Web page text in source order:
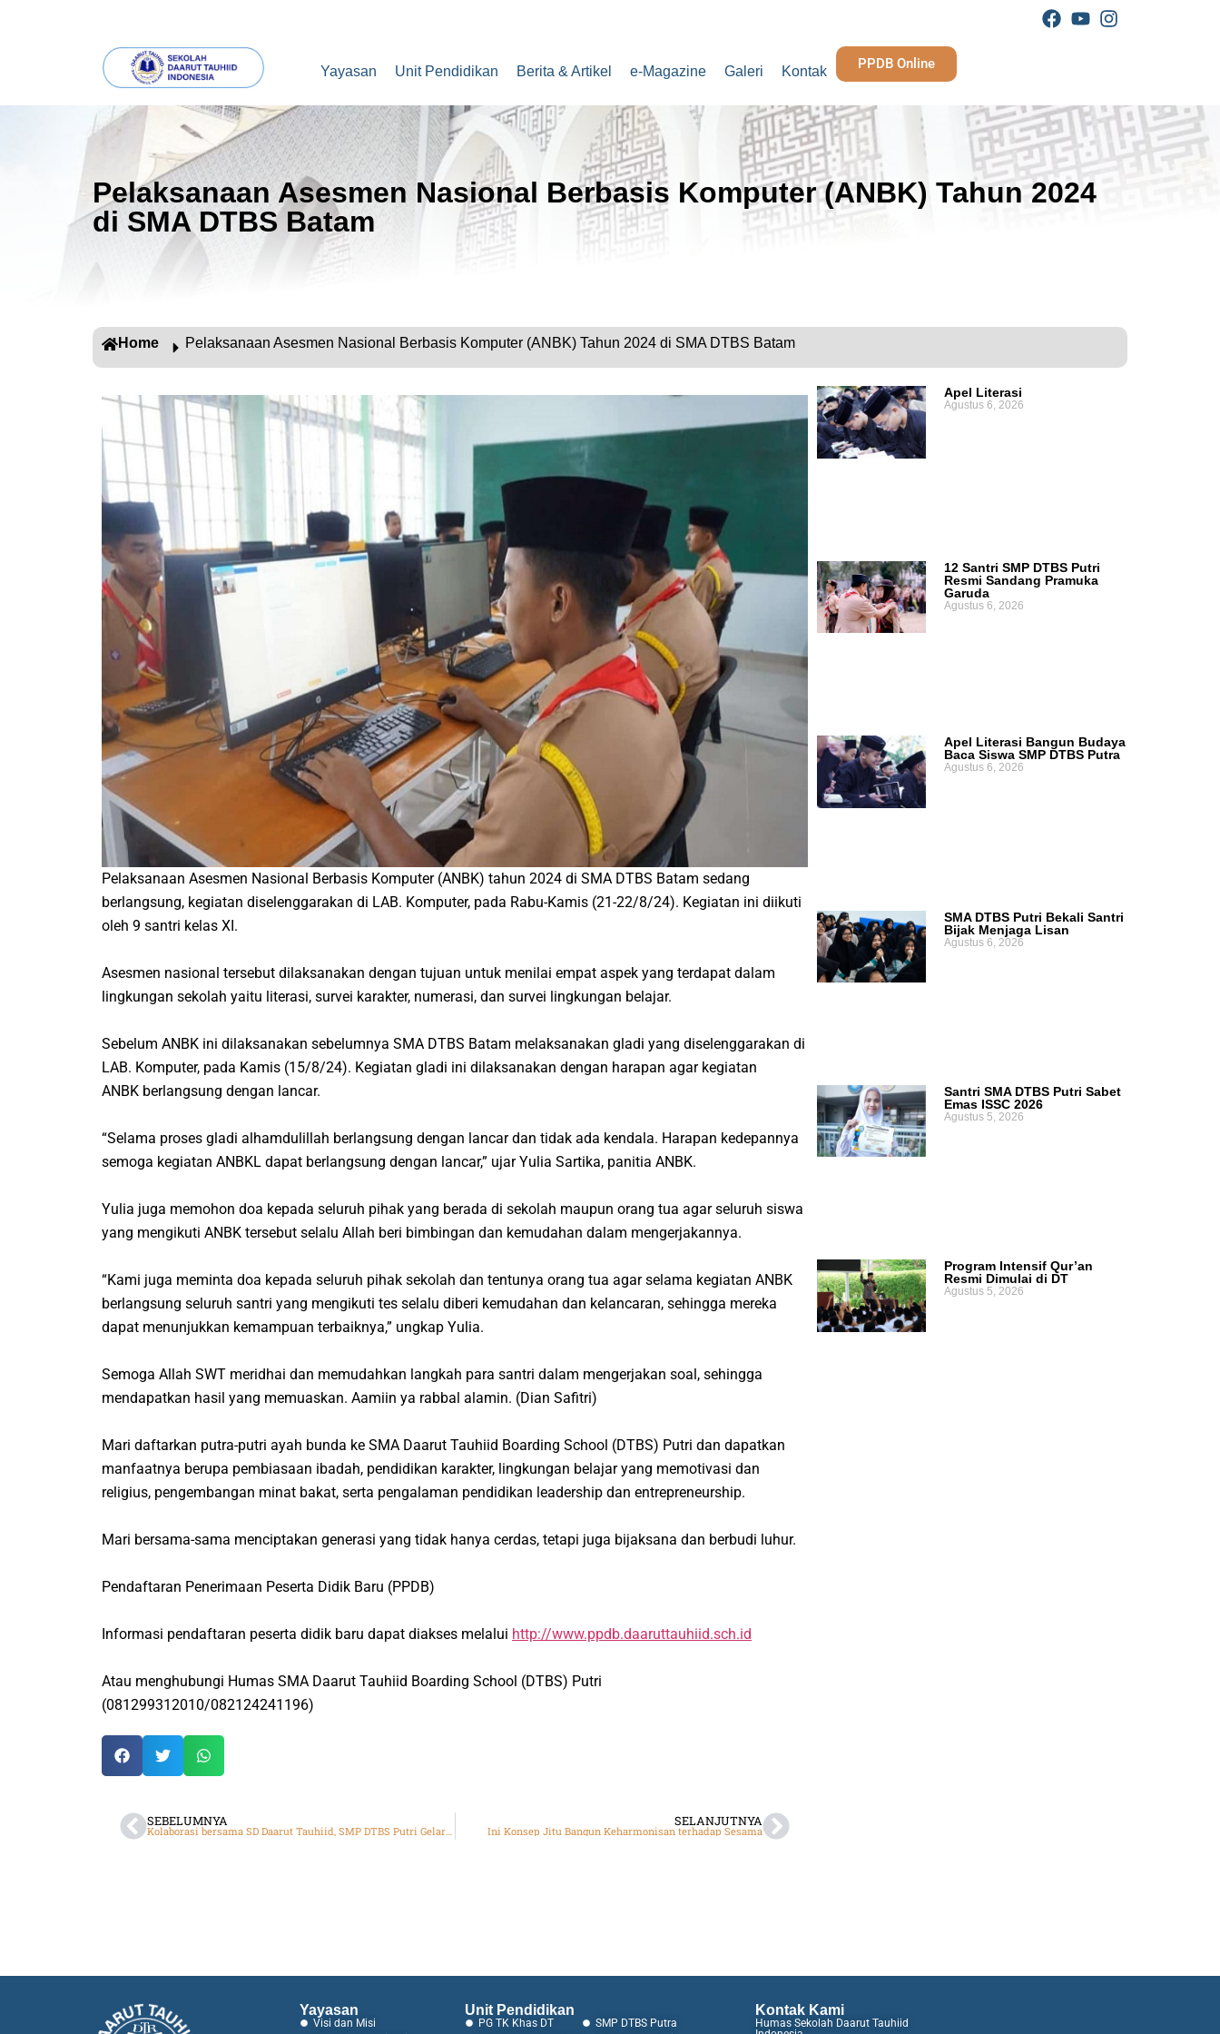
Yayasan Unit Pendidikan Berita & Artikel e-Magazine Galeri Kontak PPDB Online
Pelaksanaan Asesmen Nasional Berbasis Komputer (ANBK) Tahun 2024
di SMA DTBS Batam
Home Pelaksanaan Asesmen Nasional Berbasis Komputer (ANBK) Tahun 2024 di SMA DTBS Batam
Pelaksanaan Asesmen Nasional Berbasis Komputer (ANBK) tahun 2024 di SMA DTBS Batam sedang
berlangsung, kegiatan diselenggarakan di LAB. Komputer, pada Rabu-Kamis (21-22/8/24). Kegiatan ini diikuti
oleh 9 santri kelas XI.
Asesmen nasional tersebut dilaksanakan dengan tujuan untuk menilai empat aspek yang terdapat dalam
lingkungan sekolah yaitu literasi, survei karakter, numerasi, dan survei lingkungan belajar.
Sebelum ANBK ini dilaksanakan sebelumnya SMA DTBS Batam melaksanakan gladi yang diselenggarakan di
LAB. Komputer, pada Kamis (15/8/24). Kegiatan gladi ini dilaksanakan dengan harapan agar kegiatan
ANBK berlangsung dengan lancar.
“Selama proses gladi alhamdulillah berlangsung dengan lancar dan tidak ada kendala. Harapan kedepannya
semoga kegiatan ANBKL dapat berlangsung dengan lancar,” ujar Yulia Sartika, panitia ANBK.
Yulia juga memohon doa kepada seluruh pihak yang berada di sekolah maupun orang tua agar seluruh siswa
yang mengikuti ANBK tersebut selalu Allah beri bimbingan dan kemudahan dalam mengerjakannya.
“Kami juga meminta doa kepada seluruh pihak sekolah dan tentunya orang tua agar selama kegiatan ANBK
berlangsung seluruh santri yang mengikuti tes selalu diberi kemudahan dan kelancaran, sehingga mereka
dapat menunjukkan kemampuan terbaiknya,” ungkap Yulia.
Semoga Allah SWT meridhai dan memudahkan langkah para santri dalam mengerjakan soal, sehingga
mendapatkan hasil yang memuaskan. Aamiin ya rabbal alamin. (Dian Safitri)
Mari daftarkan putra-putri ayah bunda ke SMA Daarut Tauhiid Boarding School (DTBS) Putri dan dapatkan
manfaatnya berupa pembiasaan ibadah, pendidikan karakter, lingkungan belajar yang memotivasi dan
religius, pengembangan minat bakat, serta pengalaman pendidikan leadership dan entrepreneurship.
Mari bersama-sama menciptakan generasi yang tidak hanya cerdas, tetapi juga bijaksana dan berbudi luhur.
Pendaftaran Penerimaan Peserta Didik Baru (PPDB)
Informasi pendaftaran peserta didik baru dapat diakses melalui http://www.ppdb.daaruttauhiid.sch.id
Atau menghubungi Humas SMA Daarut Tauhiid Boarding School (DTBS) Putri
(081299312010/082124241196)
SEBELUMNYA
Kolaborasi bersama SD Daarut Tauhiid, SMP DTBS Putri Gelar Semarak Kemerdekaan
SELANJUTNYA
Ini Konsep Jitu Bangun Keharmonisan terhadap Sesama
Apel Literasi
Agustus 6, 2026
12 Santri SMP DTBS Putri
Resmi Sandang Pramuka
Garuda
Agustus 6, 2026
Apel Literasi Bangun Budaya
Baca Siswa SMP DTBS Putra
Agustus 6, 2026
SMA DTBS Putri Bekali Santri
Bijak Menjaga Lisan
Agustus 6, 2026
Santri SMA DTBS Putri Sabet
Emas ISSC 2026
Agustus 5, 2026
Program Intensif Qur’an
Resmi Dimulai di DT
Agustus 5, 2026
Yayasan
Visi dan Misi
Unit Pendidikan
PG TK Khas DT
SMP DTBS Putra
Kontak Kami
Humas Sekolah Daarut Tauhiid